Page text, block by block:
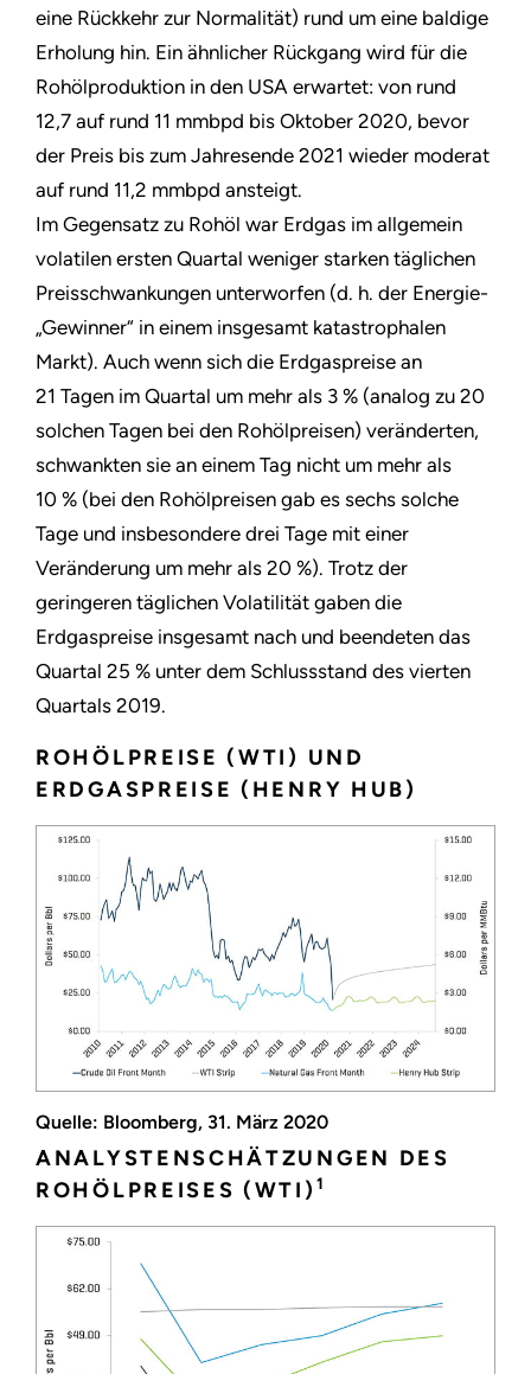
eine Rückkehr zur Normalität) rund um eine baldige
Erholung hin. Ein ähnlicher Rückgang wird für die
Rohölproduktion in den USA erwartet: von rund
12,7 auf rund 11 mmbpd bis Oktober 2020, bevor
der Preis bis zum Jahresende 2021 wieder moderat
auf rund 11,2 mmbpd ansteigt.
Im Gegensatz zu Rohöl war Erdgas im allgemein
volatilen ersten Quartal weniger starken täglichen
Preisschwankungen unterworfen (d. h. der Energie-
„Gewinner“ in einem insgesamt katastrophalen
Markt). Auch wenn sich die Erdgaspreise an
21 Tagen im Quartal um mehr als 3 % (analog zu 20
solchen Tagen bei den Rohölpreisen) veränderten,
schwankten sie an einem Tag nicht um mehr als
10 % (bei den Rohölpreisen gab es sechs solche
Tage und insbesondere drei Tage mit einer
Veränderung um mehr als 20 %). Trotz der
geringeren täglichen Volatilität gaben die
Erdgaspreise insgesamt nach und beendeten das
Quartal 25 % unter dem Schlussstand des vierten
Quartals 2019.
ROHÖLPREISE (WTI) UND
ERDGASPREISE (HENRY HUB)
Quelle: Bloomberg, 31. März 2020
ANALYSTENSCHÄTZUNGEN DES
ROHÖLPREISES (WTI) 1